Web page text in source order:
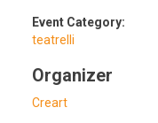
Event Category:
teatrelli
Organizer
Creart